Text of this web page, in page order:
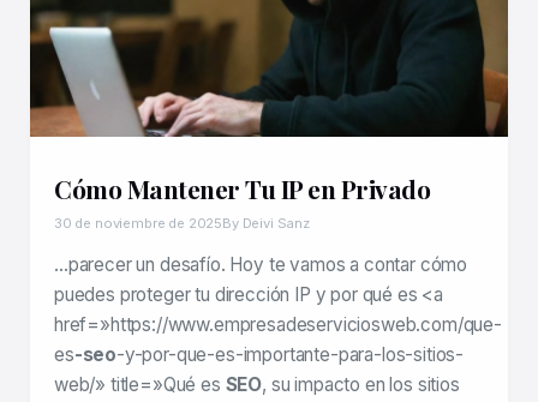
Cómo Mantener Tu IP en Privado
30 de noviembre de 2025By Deivi Sanz
…parecer un desafío. Hoy te vamos a contar cómo
puedes proteger tu dirección IP y por qué es <a
href=»https://www.empresadeserviciosweb.com/que-
es-seo-y-por-que-es-importante-para-los-sitios-
web/» title=»Qué es SEO, su impacto en los sitios